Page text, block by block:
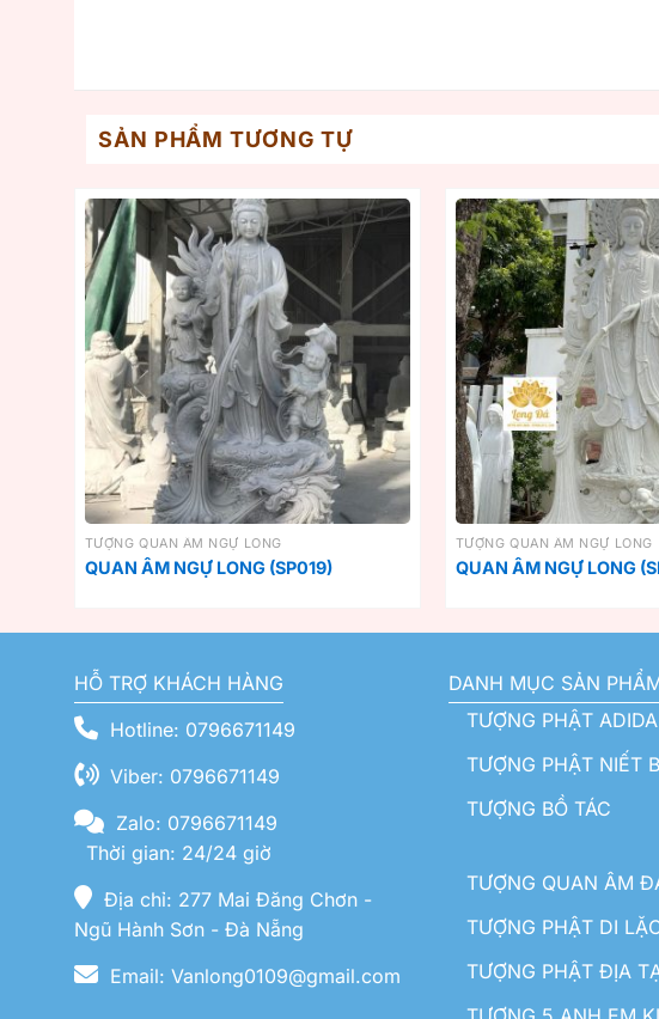
SẢN PHẨM TƯƠNG TỰ
TƯỢNG QUAN ÂM NGỰ LONG
QUAN ÂM NGỰ LONG (SP019)
TƯỢNG QUAN ÂM NGỰ LONG
QUAN ÂM NGỰ LONG
HỖ TRỢ KHÁCH HÀNG
Hotline: 0796671149
Viber: 0796671149
Zalo: 0796671149
Thời gian: 24/24 giờ
Địa chỉ: 277 Mai Đăng Chơn -
Ngũ Hành Sơn - Đà Nẵng
Email: Vanlong0109@gmail.com
DANH MỤC SẢN
TƯỢNG PHẬT ADIDA
TƯỢNG PHẬT NIẾT
TƯỢNG BỒ TÁC
TƯỢNG QUAN ÂM
TƯỢNG PHẬT DI
TƯỢNG PHẬT ĐỊA